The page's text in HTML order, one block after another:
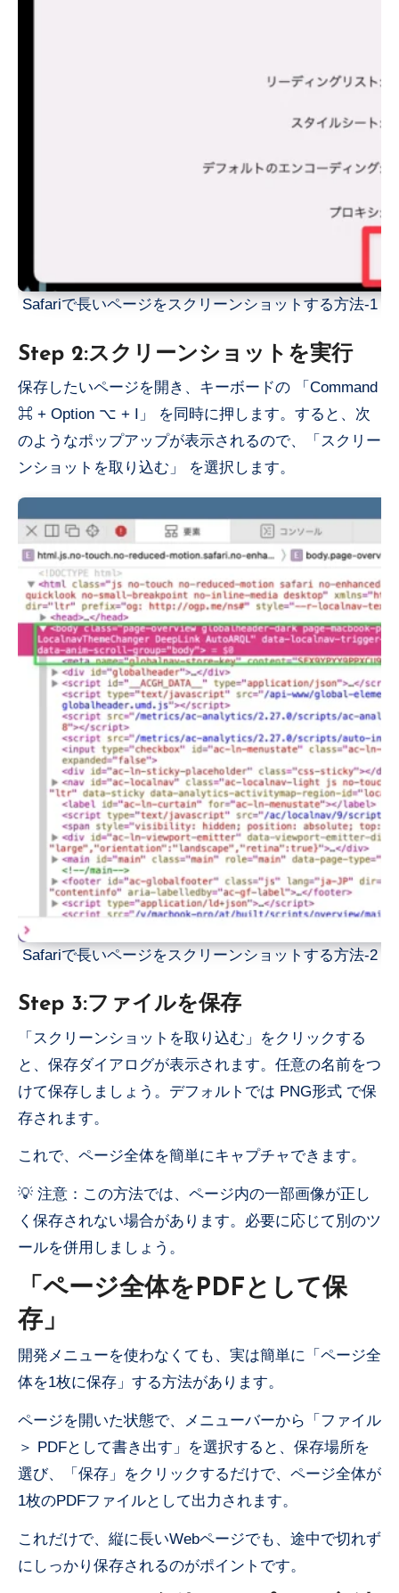
Safariで長いページをスクリーンショットする方法-1
Step 2:スクリーンショットを実行
保存したいページを開き、キーボードの 「Command
⌘ + Option ⌥ + I」 を同時に押します。すると、次
のようなポップアップが表示されるので、「スクリー
ンショットを取り込む」 を選択します。
Safariで長いページをスクリーンショットする方法-2
Step 3:ファイルを保存
「スクリーンショットを取り込む」をクリックする
と、保存ダイアログが表示されます。任意の名前をつ
けて保存しましょう。デフォルトでは PNG形式 で保
存されます。
これで、ページ全体を簡単にキャプチャできます。
💡 注意：この方法では、ページ内の一部画像が正し
く保存されない場合があります。必要に応じて別のツ
ールを併用しましょう。
「ページ全体をPDFとして保
存」
開発メニューを使わなくても、実は簡単に「ページ全
体を1枚に保存」する方法があります。
ページを開いた状態で、メニューバーから「ファイル
＞ PDFとして書き出す」を選択すると、保存場所を
選び、「保存」をクリックするだけで、ページ全体が
1枚のPDFファイルとして出力されます。
これだけで、縦に長いWebページでも、途中で切れず
にしっかり保存されるのがポイントです。